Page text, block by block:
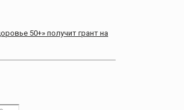
50+» получит грант на